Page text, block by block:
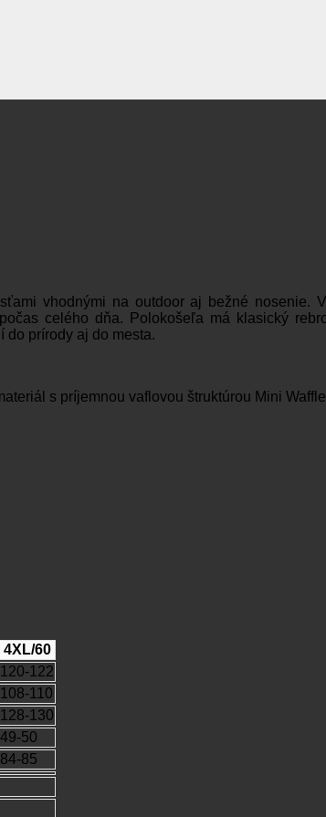
vhodnými na outdoor aj bežné nosenie.
celého dňa. Polokošeľa má klasický
do prírody aj do mesta.
s príjemnou vaflovou štruktúrou Mini
4XL/60
120-122
108-110
128-130
49-50
84-85